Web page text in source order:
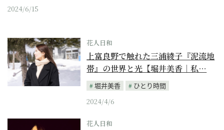
2024/6/15
花人日和
上富良野で触れた三浦綾子『泥流地
帯』の世界と光【堀井美香｜私…
堀井美香
ひとり時間
2024/4/6
花人日和